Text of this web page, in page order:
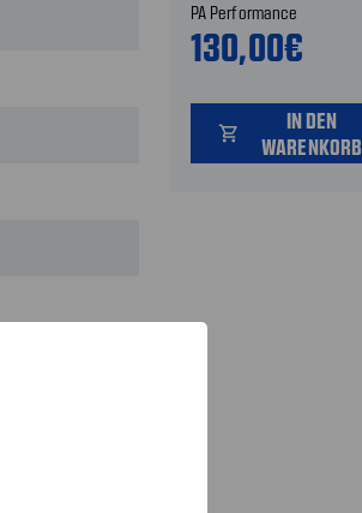
PA Performance
130,00€
shopping_cart
IN DEN
WARENKORB